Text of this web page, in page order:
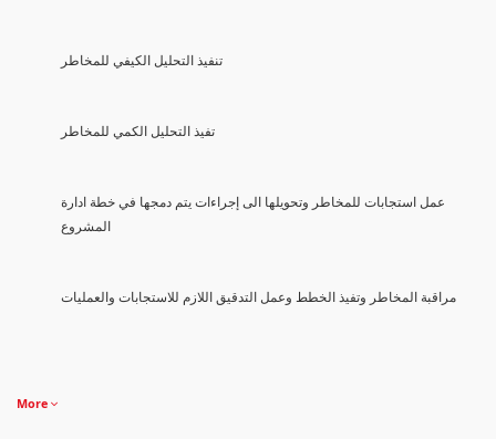
تنفيذ التحليل الكيفي للمخاطر
تفيذ التحليل الكمي للمخاطر
عمل استجابات للمخاطر وتحويلها الى إجراءات يتم دمجها في خطة ادارة
المشروع
مراقبة المخاطر وتفيذ الخطط وعمل التدقيق اللازم للاستجابات والعمليات
More